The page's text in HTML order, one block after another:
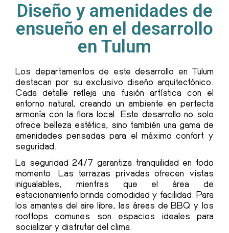
Diseño y amenidades de
ensueño en el desarrollo
en Tulum
Los departamentos de este desarrollo en Tulum
destacan por su exclusivo diseño arquitectónico.
Cada detalle refleja una fusión artística con el
entorno natural, creando un ambiente en perfecta
armonía con la flora local. Este desarrollo no solo
ofrece belleza estética, sino también una gama de
amenidades pensadas para el máximo confort y
seguridad.
La seguridad 24/7 garantiza tranquilidad en todo
momento. Las terrazas privadas ofrecen vistas
inigualables, mientras que el área de
estacionamiento brinda comodidad y facilidad. Para
los amantes del aire libre, las áreas de BBQ y los
rooftops comunes son espacios ideales para
socializar y disfrutar del clima.